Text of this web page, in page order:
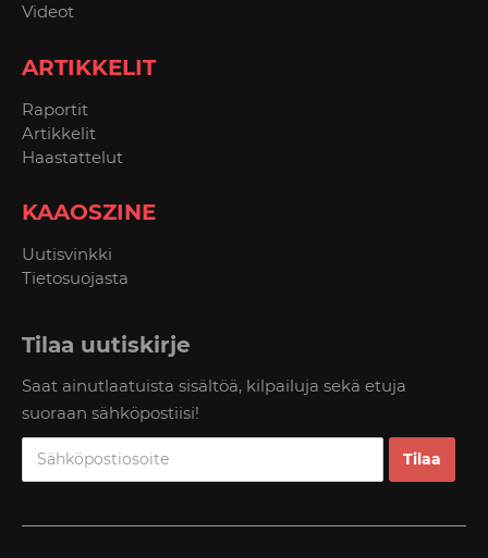
Videot
ARTIKKELIT
Raportit
Artikkelit
Haastattelut
KAAOSZINE
Uutisvinkki
Tietosuojasta
Tilaa uutiskirje
Saat ainutlaatuista sisältöä, kilpailuja sekä etuja
suoraan sähköpostiisi!